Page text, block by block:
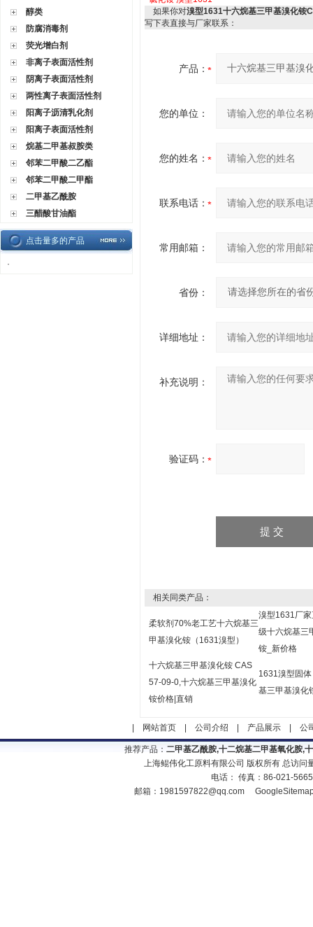
醇类
防腐消毒剂
荧光增白剂
非离子表面活性剂
阴离子表面活性剂
两性离子表面活性剂
阳离子沥清乳化剂
阳离子表面活性剂
烷基二甲基叔胺类
邻苯二甲酸二乙酯
邻苯二甲酸二甲酯
二甲基乙酰胺
三醋酸甘油酯
点击量多的产品
·
如果你对溴型1631十六烷基三甲基溴化铵
写下表直接与厂家联系：
产品：
您的单位：
您的姓名：
联系电话：
常用邮箱：
省份：
详细地址：
补充说明：
验证码：
相关同类产品：
柔软剂70%老工艺十六烷基三
甲基溴化铵（1631溴型）
溴型1631厂
级十六烷基三
铵_新价格
十六烷基三甲基溴化铵 CAS
57-09-0,十六烷基三甲基溴化
铵价格|直销
1631溴型固
基三甲基溴化
网站首页| 公司介绍 产品展示| 公
推荐产品： 二甲基乙酰胺,十二烷基二甲基氧化胺,
上海鲲伟化工原料有限公司 版权所有 总访问
电话： 传真：86-021-
邮箱： 1981597822@qq.com